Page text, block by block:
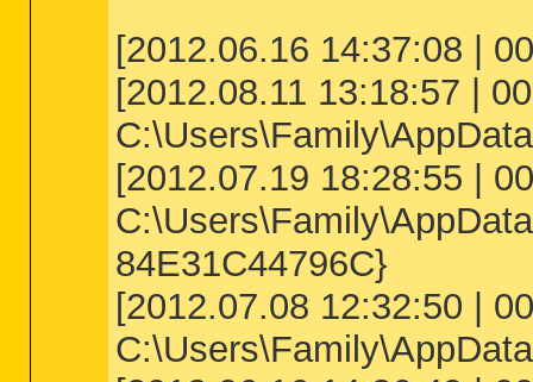
[2012.06.16 14:37:08 |
[2012.08.11 13:18:57 |
[2012.07.19 18:28:55 |
84E31C44796C}
[2012.07.08 12:32:50 |